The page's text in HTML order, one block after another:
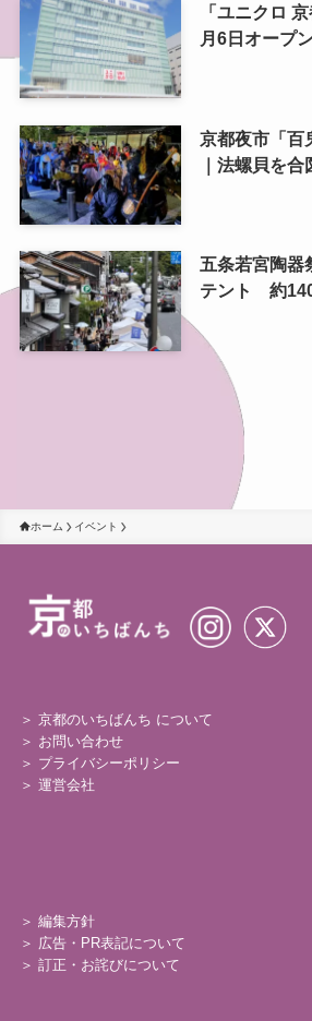
「ユニクロ
月6日オープ
ル旗艦店、京
京都夜市「百
｜法螺貝を合
五条若宮陶器
テント 約
ホーム イベント
＞ 京都のいちばんち について
＞ お問い合わせ
＞ プライバシーポリシー
＞ 運営会社
＞ 編集方針
＞ 広告・PR表記について
＞ 訂正・お詫びについて